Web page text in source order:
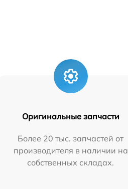
Оригинальные запчасти
Более 20 тыс. запчастей от
производителя в наличии на
собственных складах.